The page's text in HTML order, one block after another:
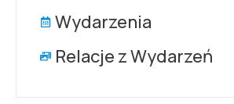
Wydarzenia
Relacje z Wydarzeń